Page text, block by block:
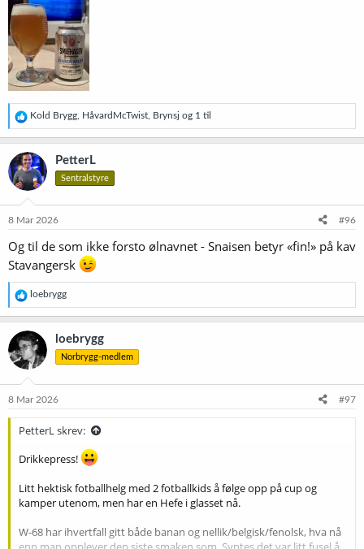
R
e
a
k
s
j
o
e
:
Kold Brygg HåvardMcTwist Brynsj og 1 til
PetterL
Sentralstyre
8 Mar 2026 #96
Og til de som ikke forsto ølnavnet - Snaisen betyr «fin!» på kav
Stavangersk
R
e
a
k
s
j
o
e
loebrygg
loebrygg
Norbrygg-medlem
8 Mar 2026 #97
PetterL skrev:
Drikkepress!
Litt hektisk fotballhelg med 2 fotballkids å følge opp på cup og
kamper utenom, men har en Hefe i glasset nå.
W-68 har ihvertfall gitt både banan og nellik/belgisk/fenolsk, hva nå